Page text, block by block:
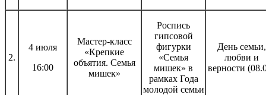
2.
4 июля
16:00
Мастер-класс
«Крепкие
объятия. Семья
мишек»
Роспись
гипсовой
фигурки
«Семья
мишек» в
рамках Года
молодой семьи
День семьи,
любви и
верности